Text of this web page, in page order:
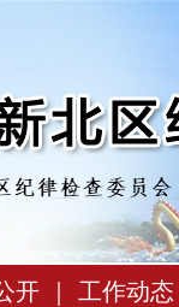
开 工作动态